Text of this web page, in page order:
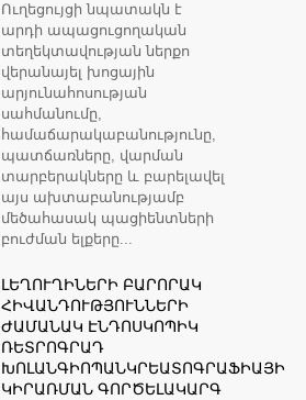
Ուղեցույցի նպատակն է
արդի ապացուցողական
տեղեկտավության ներքո
վերանայել խոցային
արյունահոսության
սահմանումը,
համաճարակաբանությունը,
պատճառները, վարման
տարբերակները և բարելավել
այս ախտաբանությամբ
մեծահասակ պացիենտների
բուժման ելքերը...
ԼԵՂՈՒՂԻՆԵՐԻ ԲԱՐՈՐԱԿ
ՀԻՎԱՆԴՈՒԹՅՈՒՆՆԵՐԻ
ԺԱՄԱՆԱԿ ԷՆԴՈՍԿՈՊԻԿ
ՌԵՏՐՈԳՐԱԴ
ԽՈԼԱՆԳԻՈՊԱՆԿՐԵԱՏՈԳՐԱՖԻԱՅԻ
ԿԻՐԱՌՄԱՆ ԳՈՐԾԵԼԱԿԱՐԳ